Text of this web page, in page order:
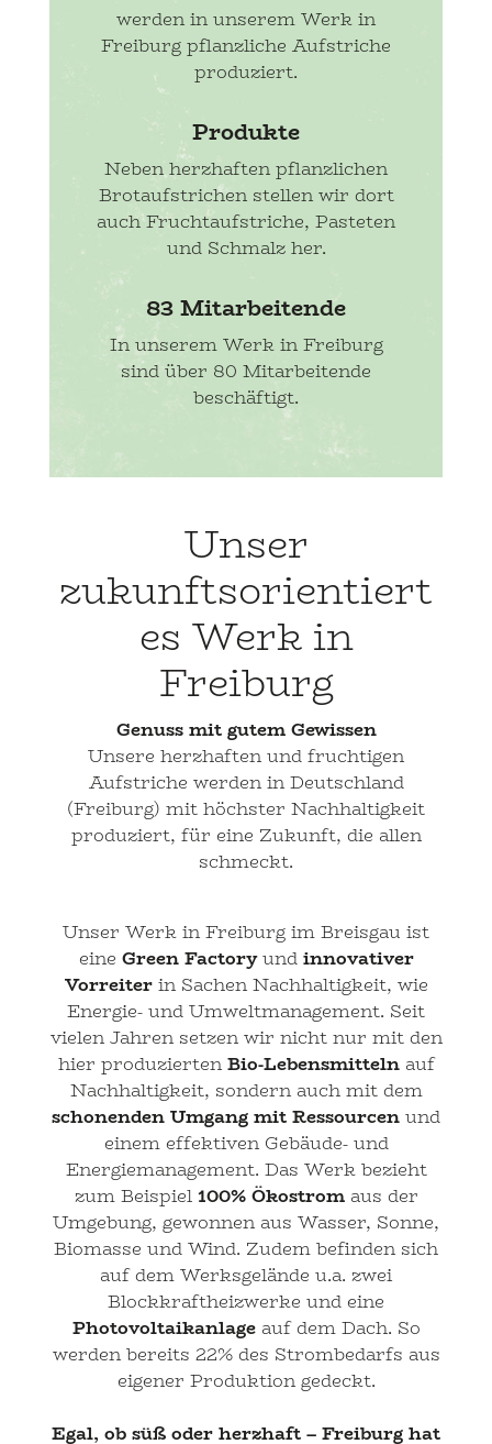
werden in unserem Werk in
Freiburg pflanzliche Aufstriche
produziert.
Produkte
Neben herzhaften pflanzlichen
Brotaufstrichen stellen wir dort
auch Fruchtaufstriche, Pasteten
und Schmalz her.
83 Mitarbeitende
In unserem Werk in Freiburg
sind über 80 Mitarbeitende
beschäftigt.
Unser
zukunftsorientiert
es Werk in
Freiburg
Genuss mit gutem Gewissen
Unsere herzhaften und fruchtigen
Aufstriche werden in Deutschland
(Freiburg) mit höchster Nachhaltigkeit
produziert, für eine Zukunft, die allen
schmeckt.
Unser Werk in Freiburg im Breisgau ist
eine Green Factoryund innovativer
Vorreiter in Sachen Nachhaltigkeit, wie
Energie- und Umweltmanagement. Seit
vielen Jahren setzen wir nicht nur mit den
hier produzierten Bio-Lebensmitteln auf
Nachhaltigkeit, sondern auch mit dem
schonenden Umgang mit Ressourcen und
einem effektiven Gebäude- und
Energiemanagement. Das Werk bezieht
zum Beispiel 100% Ökostromaus der
Umgebung, gewonnen aus Wasser, Sonne,
Biomasse und Wind. Zudem befinden sich
auf dem Werksgelände u.a. zwei
Blockkraftheizwerke und eine
Photovoltaikanlageauf dem Dach. So
werden bereits 22% des Strombedarfs aus
eigener Produktion gedeckt.
Egal, ob süß oder herzhaft – Freiburg hat